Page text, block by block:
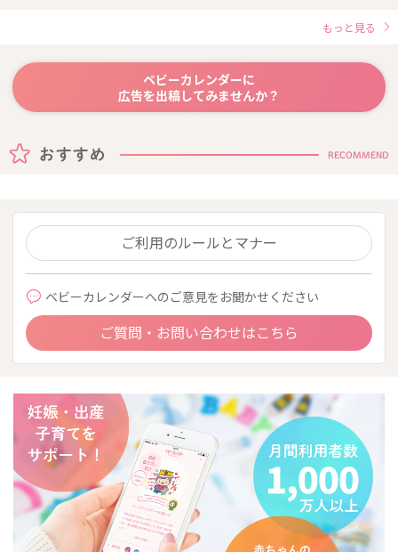
もっと見る
ベビーカレンダーに
広告を出稿してみませんか？
RECOMMEND
ご利用のルールとマナー
ベビーカレンダーへのご意見をお聞かせください
ご質問・お問い合わせはこちら